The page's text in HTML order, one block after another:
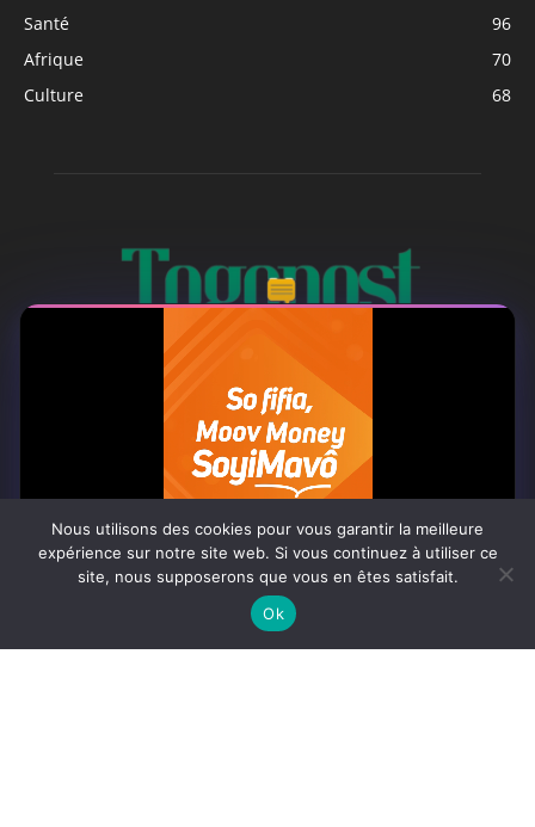
Santé
96
Afrique
70
Culture
68
À PROPOS
Togo Post est un site d'information en ligne ...
Tel : +228 98 42 82 18
Contactez-nous:contact@togopost.tg
Nous utilisons des cookies pour vous garantir la meilleure
expérience sur notre site web. Si vous continuez à utiliser ce
site, nous supposerons que vous en êtes satisfait.
Ok